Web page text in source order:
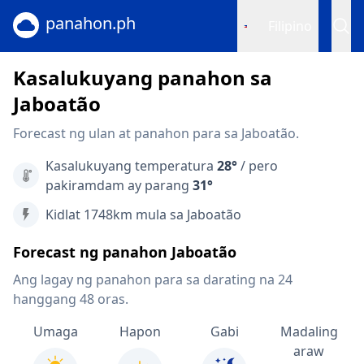
panahon.ph
Kasalukuyang panahon sa
Jaboatão
Forecast ng ulan at panahon para sa Jaboatão.
Kasalukuyang temperatura 28°/ pero
pakiramdam ay parang 31°
Kidlat 1748km mula sa Jaboatão
Forecast ng panahon Jaboatão
Ang lagay ng panahon para sa darating na 24
hanggang 48 oras.
Umaga
Hapon Gabi
Madaling
araw